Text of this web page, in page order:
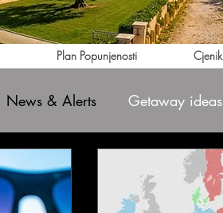
Plan Popunjenosti Cjenik
News & Alerts Getaway ideas